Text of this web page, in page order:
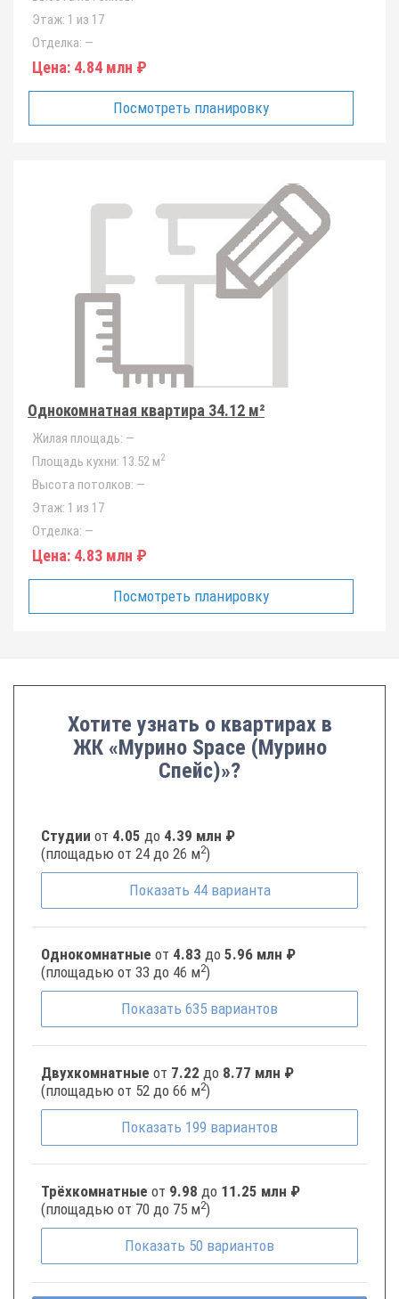
Этаж: 1 из 17
Отделка: —
Цена: 4.84 млн ₽
Посмотреть планировку
Однокомнатная квартира 34.12 м²
Жилая площадь: —
Площадь кухни: 13.52 м2
Высота потолков: —
Этаж: 1 из 17
Отделка: —
Цена: 4.83 млн ₽
Посмотреть планировку
Хотите узнать о квартирах в
ЖК «Мурино Space (Мурино
Спейс)»?
Студии от 4.05 до 4.39 млн ₽
(площадью от 24 до 26 м2)
Показать 44 варианта
Однокомнатные от 4.83 до 5.96 млн ₽
(площадью от 33 до 46 м2)
Показать 635 вариантов
Двухкомнатные от 7.22 до 8.77 млн ₽
(площадью от 52 до 66 м2)
Показать 199 вариантов
Трёхкомнатные от 9.98 до 11.25 млн ₽
(площадью от 70 до 75 м2)
Показать 50 вариантов